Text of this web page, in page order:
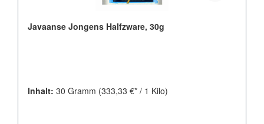
Javaanse Jongens Halfzware, 30g
Inhalt: 30 Gramm (333,33 €* / 1 Kilo)